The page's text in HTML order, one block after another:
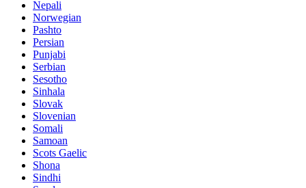
Nepali
Norwegian
Pashto
Persian
Punjabi
Serbian
Sesotho
Sinhala
Slovak
Slovenian
Somali
Samoan
Scots Gaelic
Shona
Sindhi